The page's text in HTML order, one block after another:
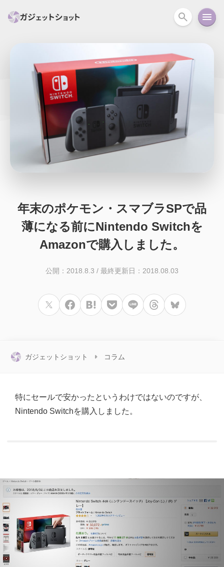
スマホ PC関連 カメラ
セール情報 スマートホーム アクションカメラ カメラ
iPhone iPad Mac コラム
ニュース オーディオ 周辺機器
年末のポケモン・スマブラSPで品
薄になる前にNintendo Switchを
Amazonで購入しました。
公開：2018.8.3 / 最終更新日：2018.08.03
ガジェットショット コラム
特にセールで安かったというわけではないのですが、
Nintendo Switchを購入しました。